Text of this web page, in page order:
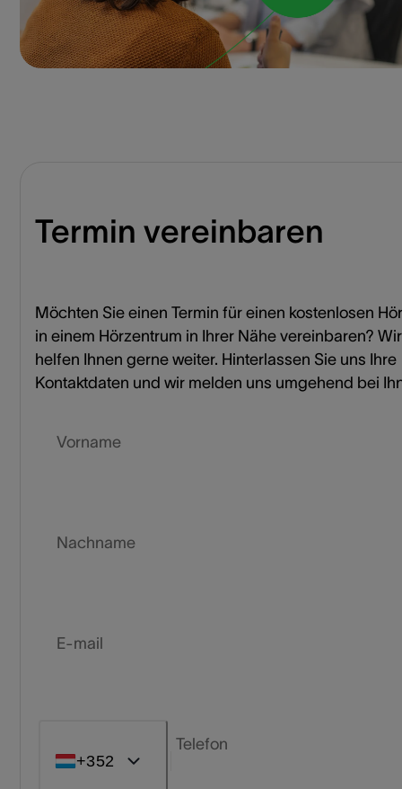
Termin vereinbaren
Möchten Sie einen Termin für einen kostenlosen
in einem Hörzentrum in Ihrer Nähe vereinbaren? Wir
helfen Ihnen gerne weiter. Hinterlassen Sie uns Ihre
Kontaktdaten und wir melden uns umgehend bei
Vorname
Nachname
E-mail
+352
Telefon